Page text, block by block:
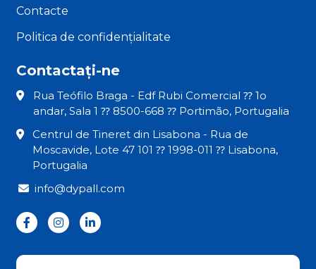
Contacte
Politica de confidențialitate
Contactați-ne
Rua Teófilo Braga - Edf Rubi Comercial ⁇ 1o
andar, Sala 1 ⁇ 8500-668 ⁇ Portimão, Portugalia
Centrul de Tineret din Lisabona - Rua de
Moscavide, Lote 47 101 ⁇ 1998-011 ⁇ Lisabona,
Portugalia
info@dypall.com